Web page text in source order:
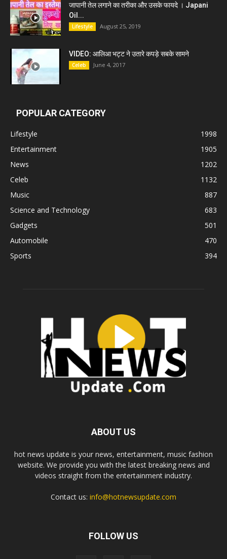
जापानी तेल लगाने का तरीका और उसके फायदे । Japani
Oil...
Lifestyle August 25, 2019
VIDEO: आलिआ भट्ट ने उतारे कपड़े सबके सामने
Celeb June 4, 2017
POPULAR CATEGORY
Lifestyle
1998
Entertainment
1905
News
1202
Celeb
1132
Music
887
Science and Technology
683
Gadgets
501
Automobile
470
Sports
394
ABOUT US
hot news update is your news, entertainment, music fashion
website. We provide you with the latest breaking news and
videos straight from the entertainment industry.
Contact us: info@hotnewsupdate.com
FOLLOW US